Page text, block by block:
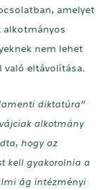
amelyet
alkotmányos
nem lehet
való eltávolítása.
diktatúra”
alkotmány
hogy az
kell gyakorolnia a
ág intézményi